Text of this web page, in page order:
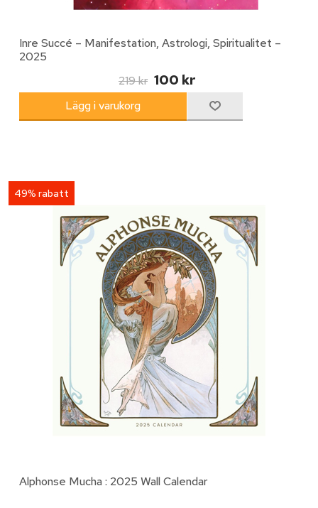
Inre Succé – Manifestation, Astrologi, Spiritualitet –
2025
219 kr 100 kr
49% rabatt
Alphonse Mucha : 2025 Wall Calendar